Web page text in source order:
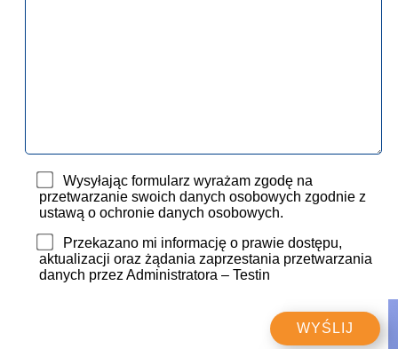
Wysyłając formularz wyrażam zgodę na
przetwarzanie swoich danych osobowych zgodnie z
ustawą o ochronie danych osobowych.
Przekazano mi informację o prawie dostępu,
aktualizacji oraz żądania zaprzestania przetwarzania
danych przez Administratora – Testin